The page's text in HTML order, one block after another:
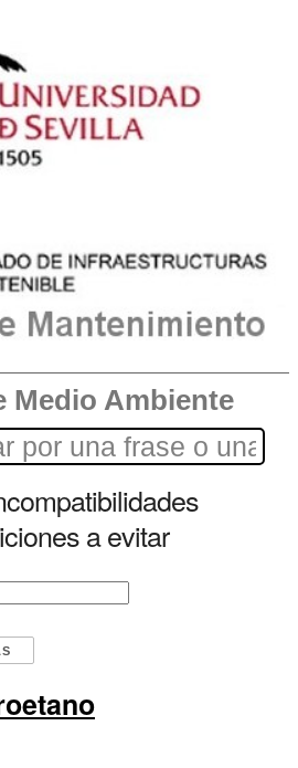
Medio Ambiente
a evitar